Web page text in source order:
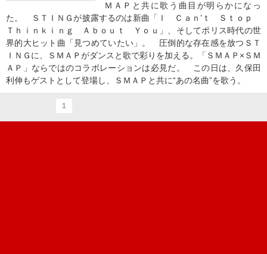
ＭＡＰと共に歌う曲目が明らかになっ
た。 ＳＴＩＮＧが披露するのは新曲「Ｉ Ｃａｎ’ｔ Ｓｔｏｐ
Ｔｈｉｎｋｉｎｇ Ａｂｏｕｔ Ｙｏｕ」、そしてポリス時代の世
界的大ヒット曲「見つめていたい」。 圧倒的な存在感を放つＳＴ
ＩＮＧに、ＳＭＡＰがダンスと歌で彩りを加える。「ＳＭＡＰ×ＳＭ
ＡＰ」ならではのコラボレーションは必見だ。 この日は、久保田
利伸もゲストとして登場し、ＳＭＡＰと共に“あの名曲”を歌う。
1